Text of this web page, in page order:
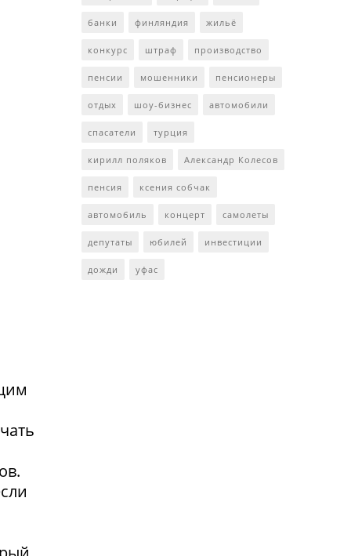
банки финляндия жильё
конкурс штраф производство
пенсии мошенники пенсионеры
отдых шоу-бизнес автомобили
спасатели турция
кирилл поляков Александр Колесов
пенсия ксения собчак
автомобиль концерт самолеты
депутаты юбилей инвестиции
дожди уфас